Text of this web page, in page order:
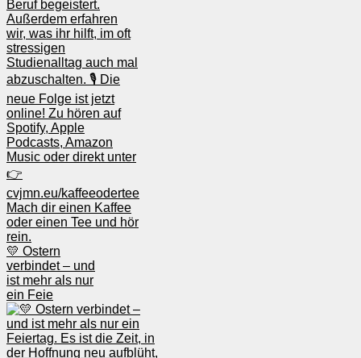
💛 Ostern
verbindet – und
ist mehr als nur
ein Feie